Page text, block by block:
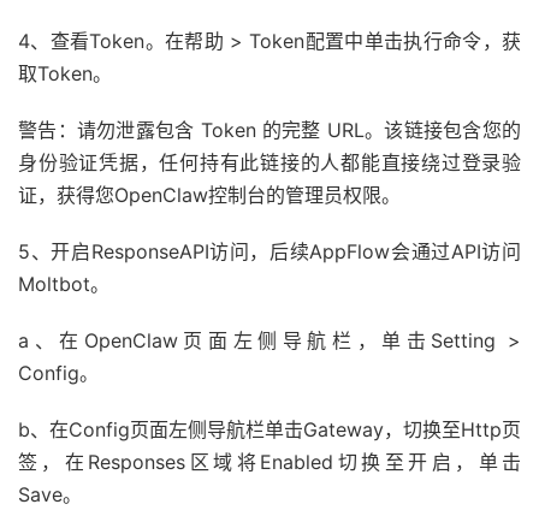
4、查看Token。在帮助 > Token配置中单击执行命令，获
取Token。
警告：请勿泄露包含 Token 的完整 URL。该链接包含您的
身份验证凭据，任何持有此链接的人都能直接绕过登录验
证，获得您OpenClaw控制台的管理员权限。
5、开启ResponseAPI访问，后续AppFlow会通过API访问
Moltbot。
a、在OpenClaw页面左侧导航栏，单击Setting >
Config。
b、在Config页面左侧导航栏单击Gateway，切换至Http页
签，在Responses区域将Enabled切换至开启，单击
Save。